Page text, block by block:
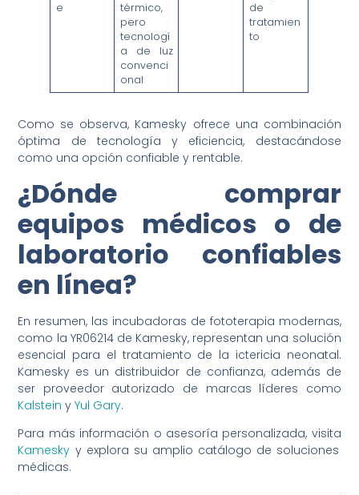
e
térmico,
pero
tecnologí
a de luz
convenci
onal
de
tratamien
to
Como se observa, Kamesky ofrece una combinación
óptima de tecnología y eficiencia, destacándose
como una opción confiable y rentable.
¿Dónde comprar
equipos médicos o de
laboratorio confiables
en línea?
En resumen, las incubadoras de fototerapia modernas,
como la YR06214 de Kamesky, representan una solución
esencial para el tratamiento de la ictericia neonatal.
Kamesky es un distribuidor de confianza, además de
ser proveedor autorizado de marcas líderes como
Kalstein y Yul Gary.
Para más información o asesoría personalizada, visita
Kamesky y explora su amplio catálogo de soluciones
médicas.